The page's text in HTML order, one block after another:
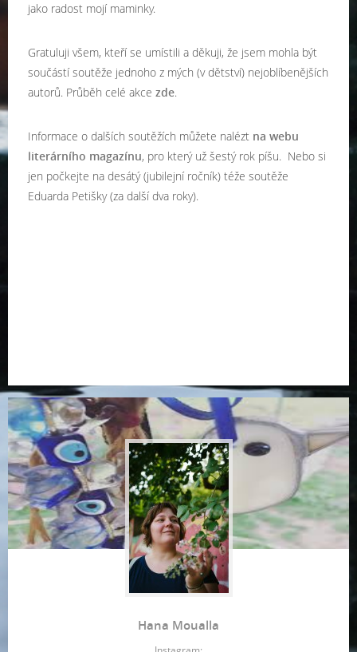
jako radost mojí maminky.
Gratuluji všem, kteří se umístili a děkuji, že jsem mohla být
součástí soutěže jednoho z mých (v dětství) nejoblíbenějších
autorů. Průběh celé akce zde.
Informace o dalších soutěžích můžete nalézt na webu
literárního magazínu, pro který už šestý rok píšu. Nebo si
jen počkejte na desátý (jubilejní ročník) téže soutěže
Eduarda Petišky (za další dva roky).
Hana Moualla